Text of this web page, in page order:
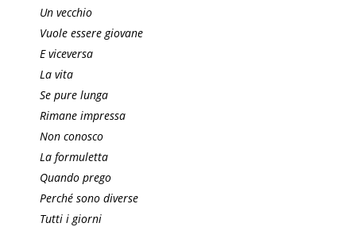
Un vecchio
Vuole essere giovane
E viceversa
La vita
Se pure lunga
Rimane impressa
Non conosco
La formuletta
Quando prego
Perché sono diverse
Tutti i giorni